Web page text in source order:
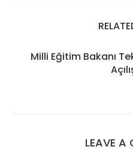
Milli Eğitim Bakanı
LEAVE A